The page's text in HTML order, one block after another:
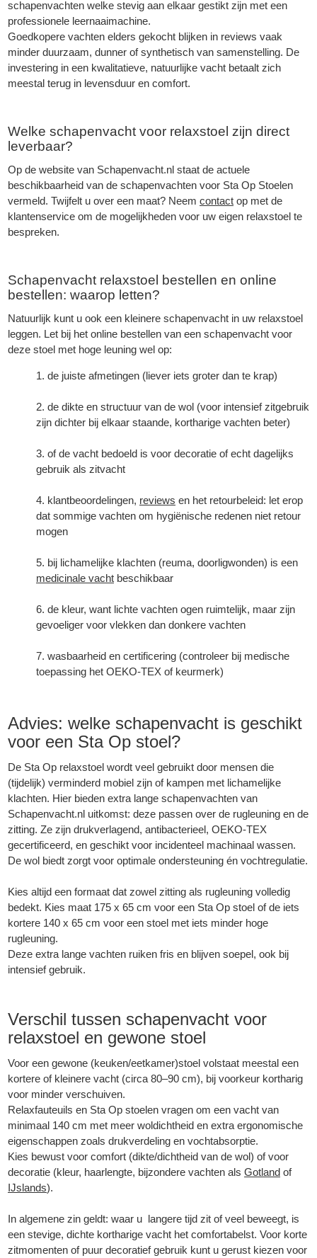
schapenvachten welke stevig aan elkaar gestikt zijn met een
professionele leernaaimachine.
Goedkopere vachten elders gekocht blijken in reviews vaak
minder duurzaam, dunner of synthetisch van samenstelling. De
investering in een kwalitatieve, natuurlijke vacht betaalt zich
meestal terug in levensduur en comfort.
Welke schapenvacht voor relaxstoel zijn direct
leverbaar?
Op de website van Schapenvacht.nl staat de actuele
beschikbaarheid van de schapenvachten voor Sta Op Stoelen
vermeld. Twijfelt u over een maat? Neem contact op met de
klantenservice om de mogelijkheden voor uw eigen relaxstoel te
bespreken.
Schapenvacht relaxstoel bestellen en online
bestellen: waarop letten?
Natuurlijk kunt u ook een kleinere schapenvacht in uw relaxstoel
leggen. Let bij het online bestellen van een schapenvacht voor
deze stoel met hoge leuning wel op:
de juiste afmetingen (liever iets groter dan te krap)
de dikte en structuur van de wol (voor intensief zitgebruik
zijn dichter bij elkaar staande, kortharige vachten beter)
of de vacht bedoeld is voor decoratie of echt dagelijks
gebruik als zitvacht
klantbeoordelingen, reviews en het retourbeleid: let erop
dat sommige vachten om hygiënische redenen niet retour
mogen
bij lichamelijke klachten (reuma, doorligwonden) is een
medicinale vacht beschikbaar
de kleur, want lichte vachten ogen ruimtelijk, maar zijn
gevoeliger voor vlekken dan donkere vachten
wasbaarheid en certificering (controleer bij medische
toepassing het OEKO-TEX of keurmerk)
Advies: welke schapenvacht is geschikt
voor een Sta Op stoel?
De Sta Op relaxstoel wordt veel gebruikt door mensen die
(tijdelijk) verminderd mobiel zijn of kampen met lichamelijke
klachten. Hier bieden extra lange schapenvachten van
Schapenvacht.nl uitkomst: deze passen over de rugleuning en de
zitting. Ze zijn drukverlagend, antibacterieel, OEKO-TEX
gecertificeerd, en geschikt voor incidenteel machinaal wassen.
De wol biedt zorgt voor optimale ondersteuning én vochtregulatie.
Kies altijd een formaat dat zowel zitting als rugleuning volledig
bedekt. Kies maat 175 x 65 cm voor een Sta Op stoel of de iets
kortere 140 x 65 cm voor een stoel met iets minder hoge
rugleuning.
Deze extra lange vachten ruiken fris en blijven soepel, ook bij
intensief gebruik.
Verschil tussen schapenvacht voor
relaxstoel en gewone stoel
Voor een gewone (keuken/eetkamer)stoel volstaat meestal een
kortere of kleinere vacht (circa 80–90 cm), bij voorkeur kortharig
voor minder verschuiven.
Relaxfauteuils en Sta Op stoelen vragen om een vacht van
minimaal 140 cm met meer woldichtheid en extra ergonomische
eigenschappen zoals drukverdeling en vochtabsorptie.
Kies bewust voor comfort (dikte/dichtheid van de wol) of voor
decoratie (kleur, haarlengte, bijzondere vachten als Gotland of
IJslands).
In algemene zin geldt: waar u langere tijd zit of veel beweegt, is
een stevige, dichte kortharige vacht het comfortabelst. Voor korte
zitmomenten of puur decoratief gebruik kunt u gerust kiezen voor